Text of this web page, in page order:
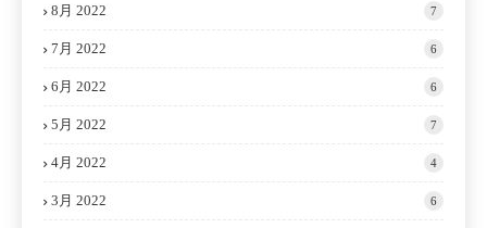
8月 2022 7
7月 2022 6
6月 2022 6
5月 2022 7
4月 2022 4
3月 2022 6